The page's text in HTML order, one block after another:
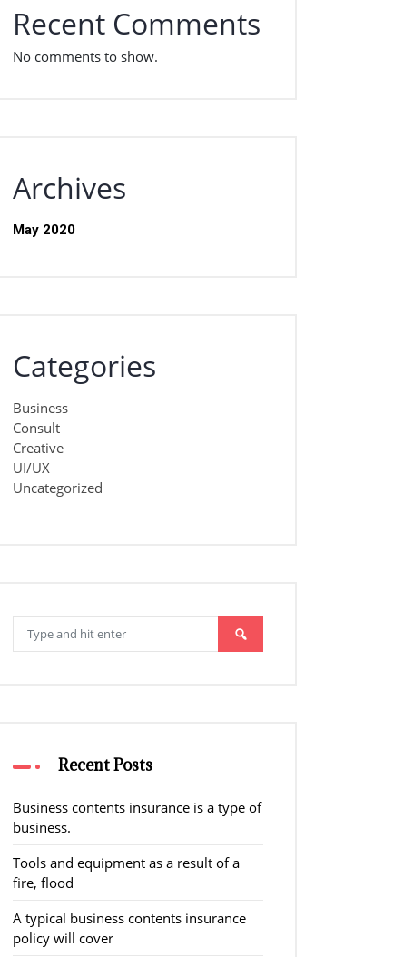
Recent Comments
No comments to show.
Archives
May 2020
Categories
Business
Consult
Creative
UI/UX
Uncategorized
Recent Posts
Business contents insurance is a type of
business.
Tools and equipment as a result of a
fire, flood
A typical business contents insurance
policy will cover